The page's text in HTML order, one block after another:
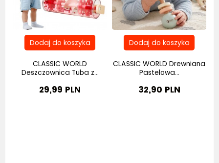
CLASSIC WORLD
Deszczownica Tuba z...
29,99 PLN
CLASSIC WORLD Drewniana
Pastelowa...
32,90 PLN